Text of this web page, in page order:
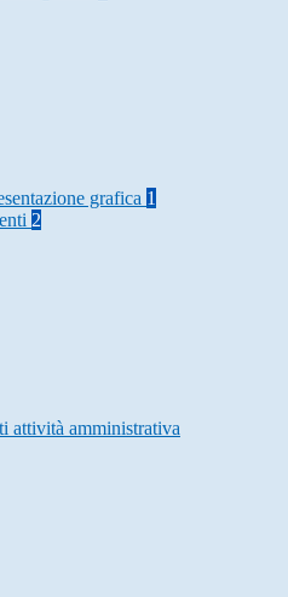
grafica 1
2
attività amministrativa